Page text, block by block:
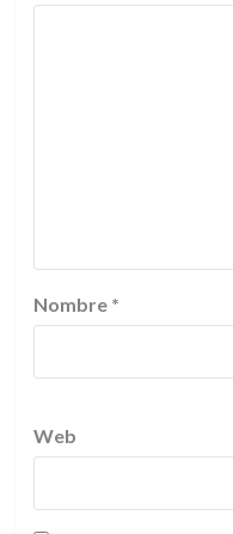
Nombre *
Web